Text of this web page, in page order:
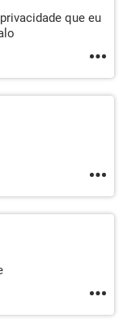
que eu